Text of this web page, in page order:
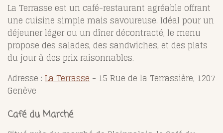
La Terrasse est un café-restaurant agréable offrant
une cuisine simple mais savoureuse. Idéal pour un
déjeuner léger ou un dîner décontracté, le menu
propose des salades, des sandwiches, et des plats
du jour à des prix raisonnables.
Adresse : La Terrasse - 15 Rue de la Terrassière, 1207
Genève
Café du Marché